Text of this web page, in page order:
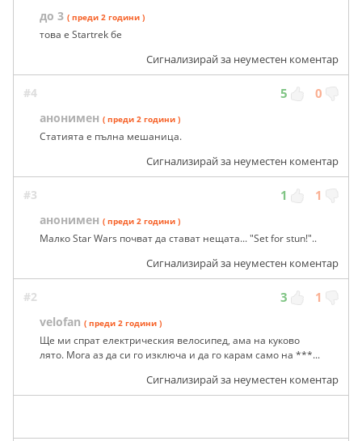
до 3 ( преди 2 години )
това е Startrek бе
Сигнализирай за неуместен коментар
#4 5 0
анонимен ( преди 2 години )
Статията е пълна мешаница.
Сигнализирай за неуместен коментар
#3 1 1
анонимен ( преди 2 години )
Малко Star Wars почват да стават нещата... "Set for stun!"..
Сигнализирай за неуместен коментар
#2 3 1
velofan ( преди 2 години )
Ще ми спрат електрическия велосипед, ама на куково
лято. Мога аз да си го изключа и да го карам само на ***...
Сигнализирай за неуместен коментар